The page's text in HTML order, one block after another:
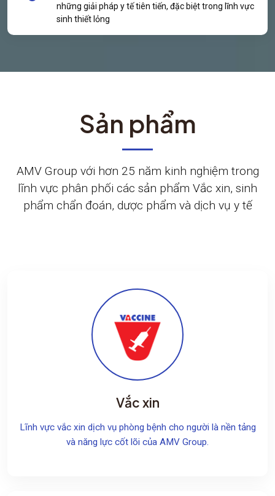
những giải pháp y tế tiên tiến, đặc biệt trong lĩnh vực
sinh thiết lỏng
Sản phẩm
AMV Group với hơn 25 năm kinh nghiệm trong
lĩnh vực phân phối các sản phẩm Vắc xin, sinh
phẩm chẩn đoán, dược phẩm và dịch vụ y tế
Vắc xin
Lĩnh vực vắc xin dịch vụ phòng bệnh cho người là nền tảng
và năng lực cốt lõi của AMV Group.